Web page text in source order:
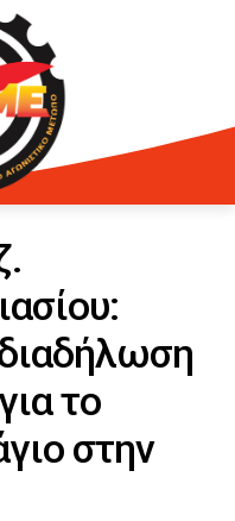
το
στην